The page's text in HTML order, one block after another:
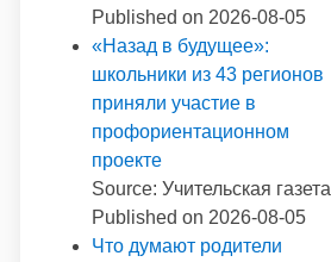
Published on 2026-08-05
«Назад в будущее»:
школьники из 43 регионов
приняли участие в
профориентационном
проекте
Source: Учительская газета
Published on 2026-08-05
Что думают родители